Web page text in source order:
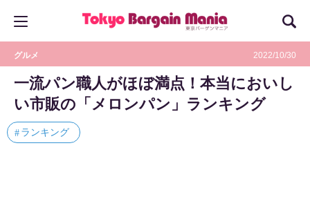
グルメ 2022/10/30
一流パン職人がほぼ満点！本当においし
い市販の「メロンパン」ランキング
ランキング